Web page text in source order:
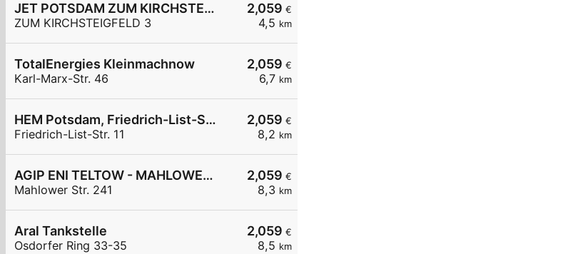
2,059 €
4,5 km
JET POTSDAM ZUM KIRCHSTEIGFELD 3
ZUM KIRCHSTEIGFELD 3
2,059 €
6,7 km
TotalEnergies Kleinmachnow
Karl-Marx-Str. 46
2,059 €
8,2 km
HEM Potsdam, Friedrich-List-Str. 11
Friedrich-List-Str. 11
2,059 €
8,3 km
AGIP ENI TELTOW - MAHLOWER STR. 241
Mahlower Str. 241
2,059 €
8,5 km
Aral Tankstelle
Osdorfer Ring 33-35